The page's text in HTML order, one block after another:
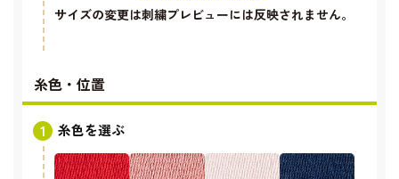
サイズの変更は刺繍プレビューには反映されません。
糸色・位置
糸色を選ぶ